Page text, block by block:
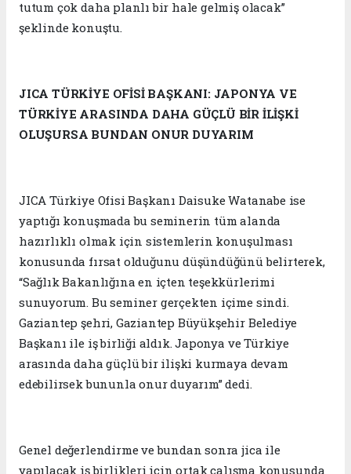
tutum çok daha planlı bir hale gelmiş olacak”
şeklinde konuştu.
JICA TÜRKİYE OFİSİ BAŞKANI: JAPONYA VE
TÜRKİYE ARASINDA DAHA GÜÇLÜ BİR İLİŞKİ
OLUŞURSA BUNDAN ONUR DUYARIM
JICA Türkiye Ofisi Başkanı Daisuke Watanabe ise
yaptığı konuşmada bu seminerin tüm alanda
hazırlıklı olmak için sistemlerin konuşulması
konusunda fırsat olduğunu düşündüğünü belirterek,
“Sağlık Bakanlığına en içten teşekkürlerimi
sunuyorum. Bu seminer gerçekten içime sindi.
Gaziantep şehri, Gaziantep Büyükşehir Belediye
Başkanı ile iş birliği aldık. Japonya ve Türkiye
arasında daha güçlü bir ilişki kurmaya devam
edebilirsek bununla onur duyarım” dedi.
Genel değerlendirme ve bundan sonra jica ile
yapılacak iş birlikleri için ortak çalışma konusunda